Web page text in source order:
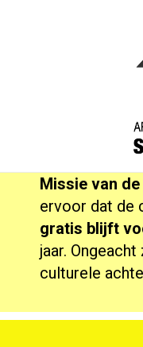
Missie van
ervoor dat de
gratis blijft
jaar.
culturele